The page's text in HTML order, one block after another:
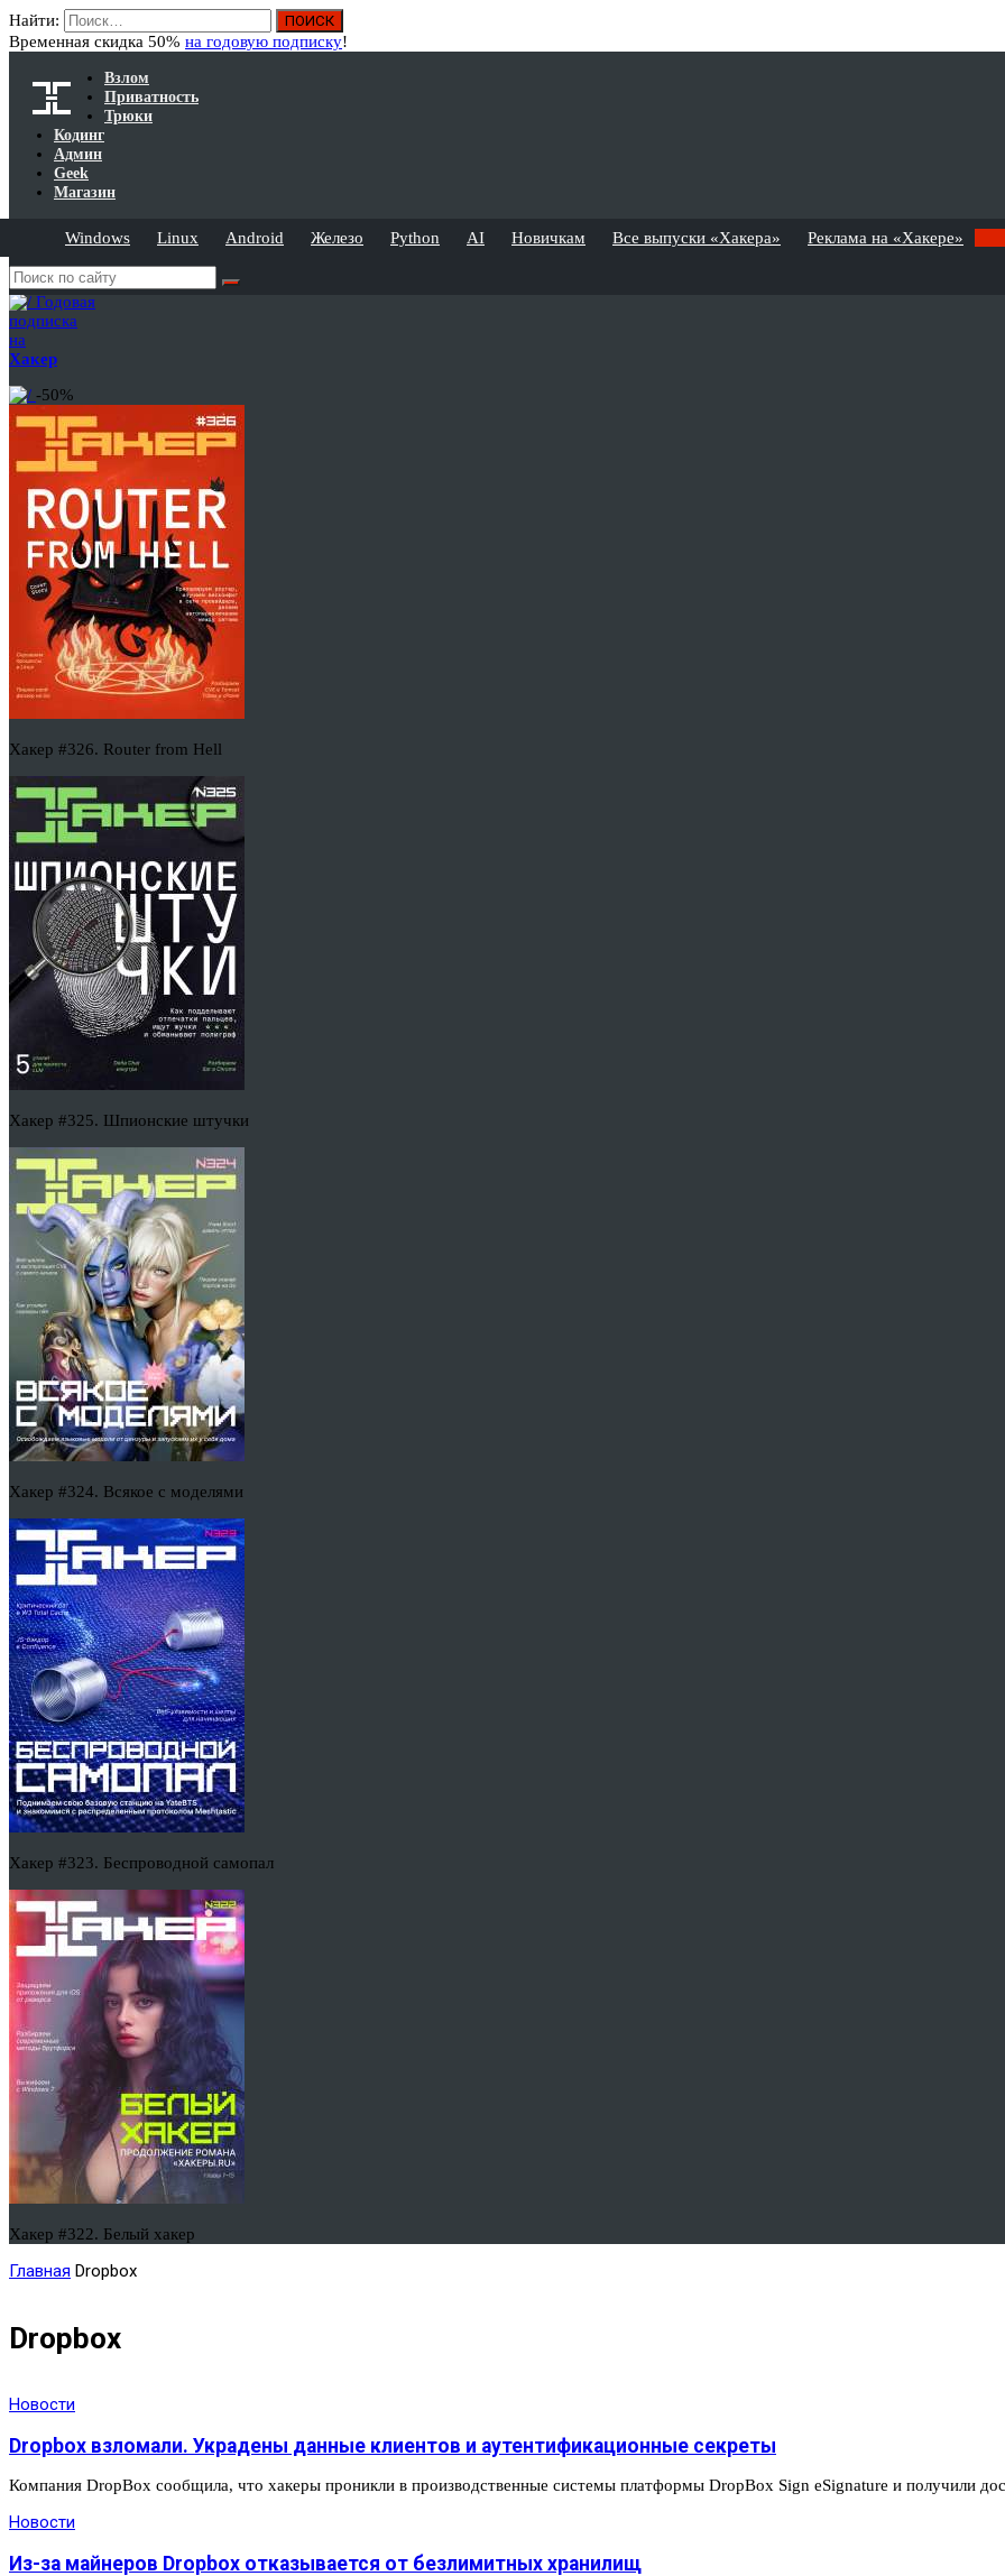
Найти:
Временная скидка 50% на годовую подписку!
Взлом
Приватность
Трюки
Кодинг
Админ
Geek
Магазин
Windows Linux Android Железо Python AI Новичкам Все выпуски «Хакера» Реклама на «Хакере»
Годовая
подписка
на
Хакер
-50%
Хакер #326. Router from Hell
Хакер #325. Шпионские штучки
Хакер #324. Всякое с моделями
Хакер #323. Беспроводной самопал
Хакер #322. Белый хакер
Главная Dropbox
Dropbox
Новости
Dropbox взломали. Украдены данные клиентов и аутентификационные секреты
Компания DropBox сообщила, что хакеры проникли в производственные системы платформы DropBox Sign eSignature и получили
Новости
Из-за майнеров Dropbox отказывается от безлимитных хранилищ